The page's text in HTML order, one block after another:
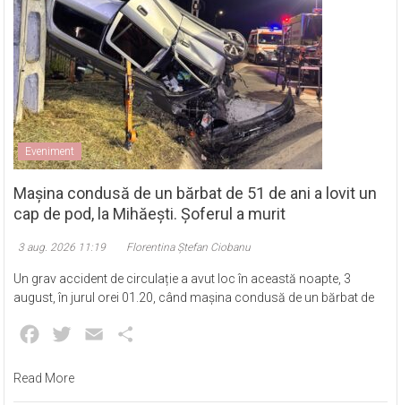
Eveniment
Mașina condusă de un bărbat de 51 de ani a lovit un
cap de pod, la Mihăești. Șoferul a murit
3 aug. 2026 11:19 Florentina Ștefan Ciobanu
Un grav accident de circulație a avut loc în această noapte, 3
august, în jurul orei 01.20, când mașina condusă de un bărbat de
Facebook
Twitter Email
Read More